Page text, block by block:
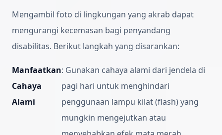
Mengambil foto di lingkungan yang akrab dapat
mengurangi kecemasan bagi penyandang
disabilitas. Berikut langkah yang disarankan:
Manfaatkan
Cahaya
Alami
: Gunakan cahaya alami dari jendela di
pagi hari untuk menghindari
penggunaan lampu kilat (flash) yang
mungkin mengejutkan atau